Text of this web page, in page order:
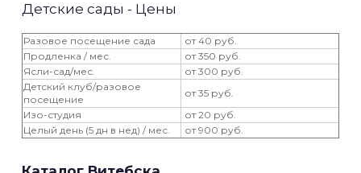
Детские сады - Цены
Разовое посещение сада
от 40 руб.
Продленка / мес.
от 350 руб.
Ясли-сад/мес.
от 300 руб.
Детский клуб/разовое
посещение
от 35 руб.
Изо-студия
от 20 руб.
Целый день (5 дн в нед) / мес.
от 900 руб.